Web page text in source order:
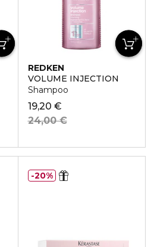
REDKEN
VOLUME INJECTION
Shampoo
19,20 €
24,00 €
20%